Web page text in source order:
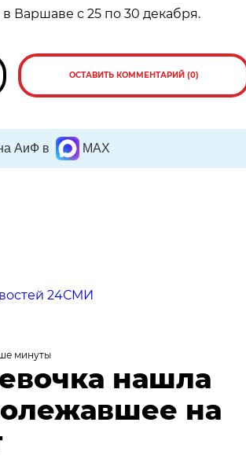
Варшаве с 25 по 30 декабря.
ОСТАВИТЬ КОММЕНТАРИЙ (0)
АиФ в MAX
24СМИ
минуты
нашла
на